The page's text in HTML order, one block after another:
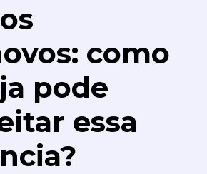
como
pode
essa